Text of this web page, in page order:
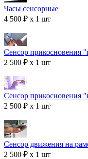
Часы сенсорные
4 500 ₽ x 1 шт
Сенсор прикосновения
2 500 ₽ x 1 шт
Сенсор прикосновения
2 500 ₽ x 1 шт
Сенсор движения на
2 500 ₽ x 1 шт